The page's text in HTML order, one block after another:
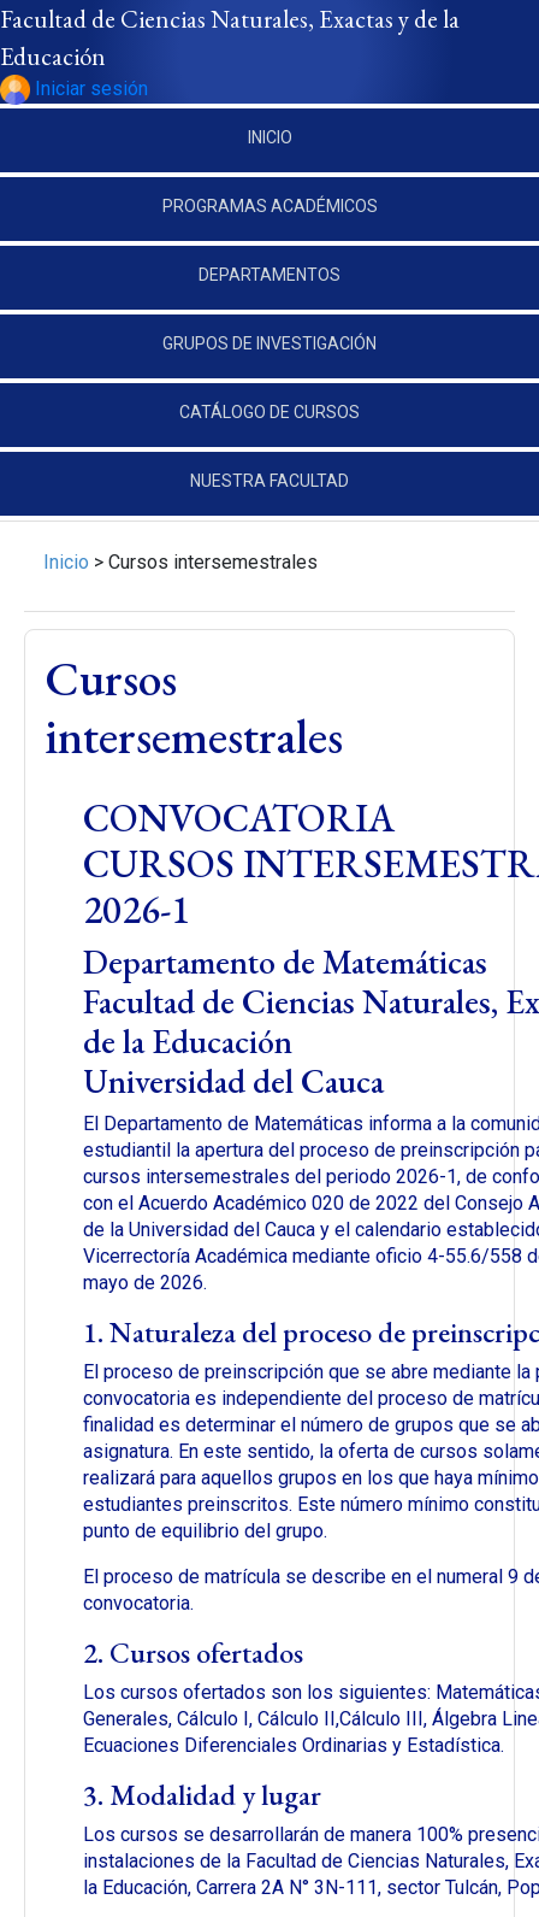
Pasar al contenido principal
Facultad de Ciencias Naturales, Exactas y de la
Educación
Iniciar sesión
INICIO
PROGRAMAS ACADÉMICOS
DEPARTAMENTOS
GRUPOS DE INVESTIGACIÓN
CATÁLOGO DE CURSOS
NUESTRA FACULTAD
Inicio > Cursos intersemestrales
Cursos
intersemestrales
CONVOCATORIA
CURSOS
2026-1
Departamento de Matemáticas
Facultad de Ciencias Naturales,
de la Educación
Universidad del Cauca
El Departamento de Matemáticas informa a la
estudiantil la apertura del proceso de preinscripción
cursos intersemestrales del periodo 2026-1, de
con el Acuerdo Académico 020 de 2022 del Consejo
de la Universidad del Cauca y el calendario
Vicerrectoría Académica mediante oficio 4-55.6/558
mayo de 2026.
1. Naturaleza del proceso de
El proceso de preinscripción que se abre mediante la
convocatoria es independiente del proceso de
finalidad es determinar el número de grupos que se
asignatura. En este sentido, la oferta de cursos
realizará para aquellos grupos en los que haya
estudiantes preinscritos. Este número mínimo
punto de equilibrio del grupo.
El proceso de matrícula se describe en el numeral 9
convocatoria.
2. Cursos ofertados
Los cursos ofertados son los siguientes:
Generales, Cálculo I, Cálculo II,Cálculo III, Álgebra
Ecuaciones Diferenciales Ordinarias y Estadística.
3. Modalidad y lugar
Los cursos se desarrollarán de manera 100%
instalaciones de la Facultad de Ciencias Naturales,
la Educación, Carrera 2A N° 3N-111, sector Tulcán,